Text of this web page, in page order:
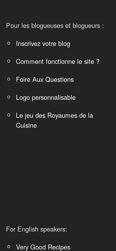
Pour les blogueuses et blogueurs :
Inscrivez votre blog
Comment fonctionne le site ?
Foire Aux Questions
Logo personnalisable
Le jeu des Royaumes de la
Cuisine
For English speakers:
Very Good Recipes